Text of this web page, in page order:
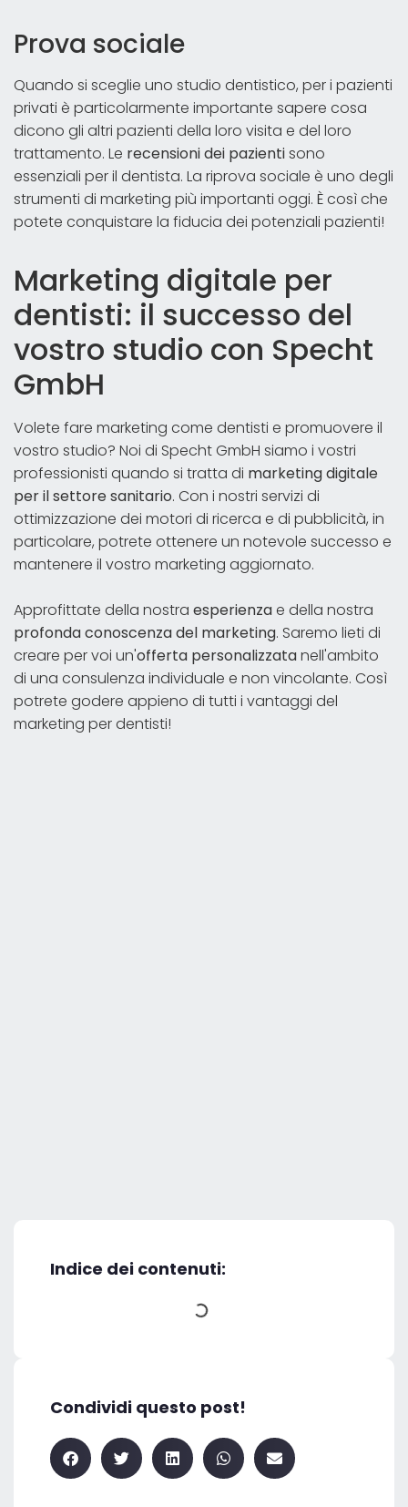
Prova sociale
Quando si sceglie uno studio dentistico, per i pazienti
privati è particolarmente importante sapere cosa
dicono gli altri pazienti della loro visita e del loro
trattamento. Le recensioni dei pazientisono
essenziali per il dentista. La riprova sociale è uno degli
strumenti di marketing più importanti oggi. È così che
potete conquistare la fiducia dei potenziali pazienti!
Marketing digitale per
dentisti: il successo del
vostro studio con Specht
GmbH
Volete fare marketing come dentisti e promuovere il
vostro studio? Noi di Specht GmbH siamo i vostri
professionisti quando si tratta di marketing digitale
per il settore sanitario. Con i nostri servizi di
ottimizzazione dei motori di ricerca e di pubblicità, in
particolare, potrete ottenere un notevole successo e
mantenere il vostro marketing aggiornato.
Approfittate della nostra esperienzae della nostra
profonda conoscenza del marketing. Saremo lieti di
creare per voi un'offerta personalizzatanell'ambito
di una consulenza individuale e non vincolante. Così
potrete godere appieno di tutti i vantaggi del
marketing per dentisti!
Indice dei contenuti:
Condividi questo post!